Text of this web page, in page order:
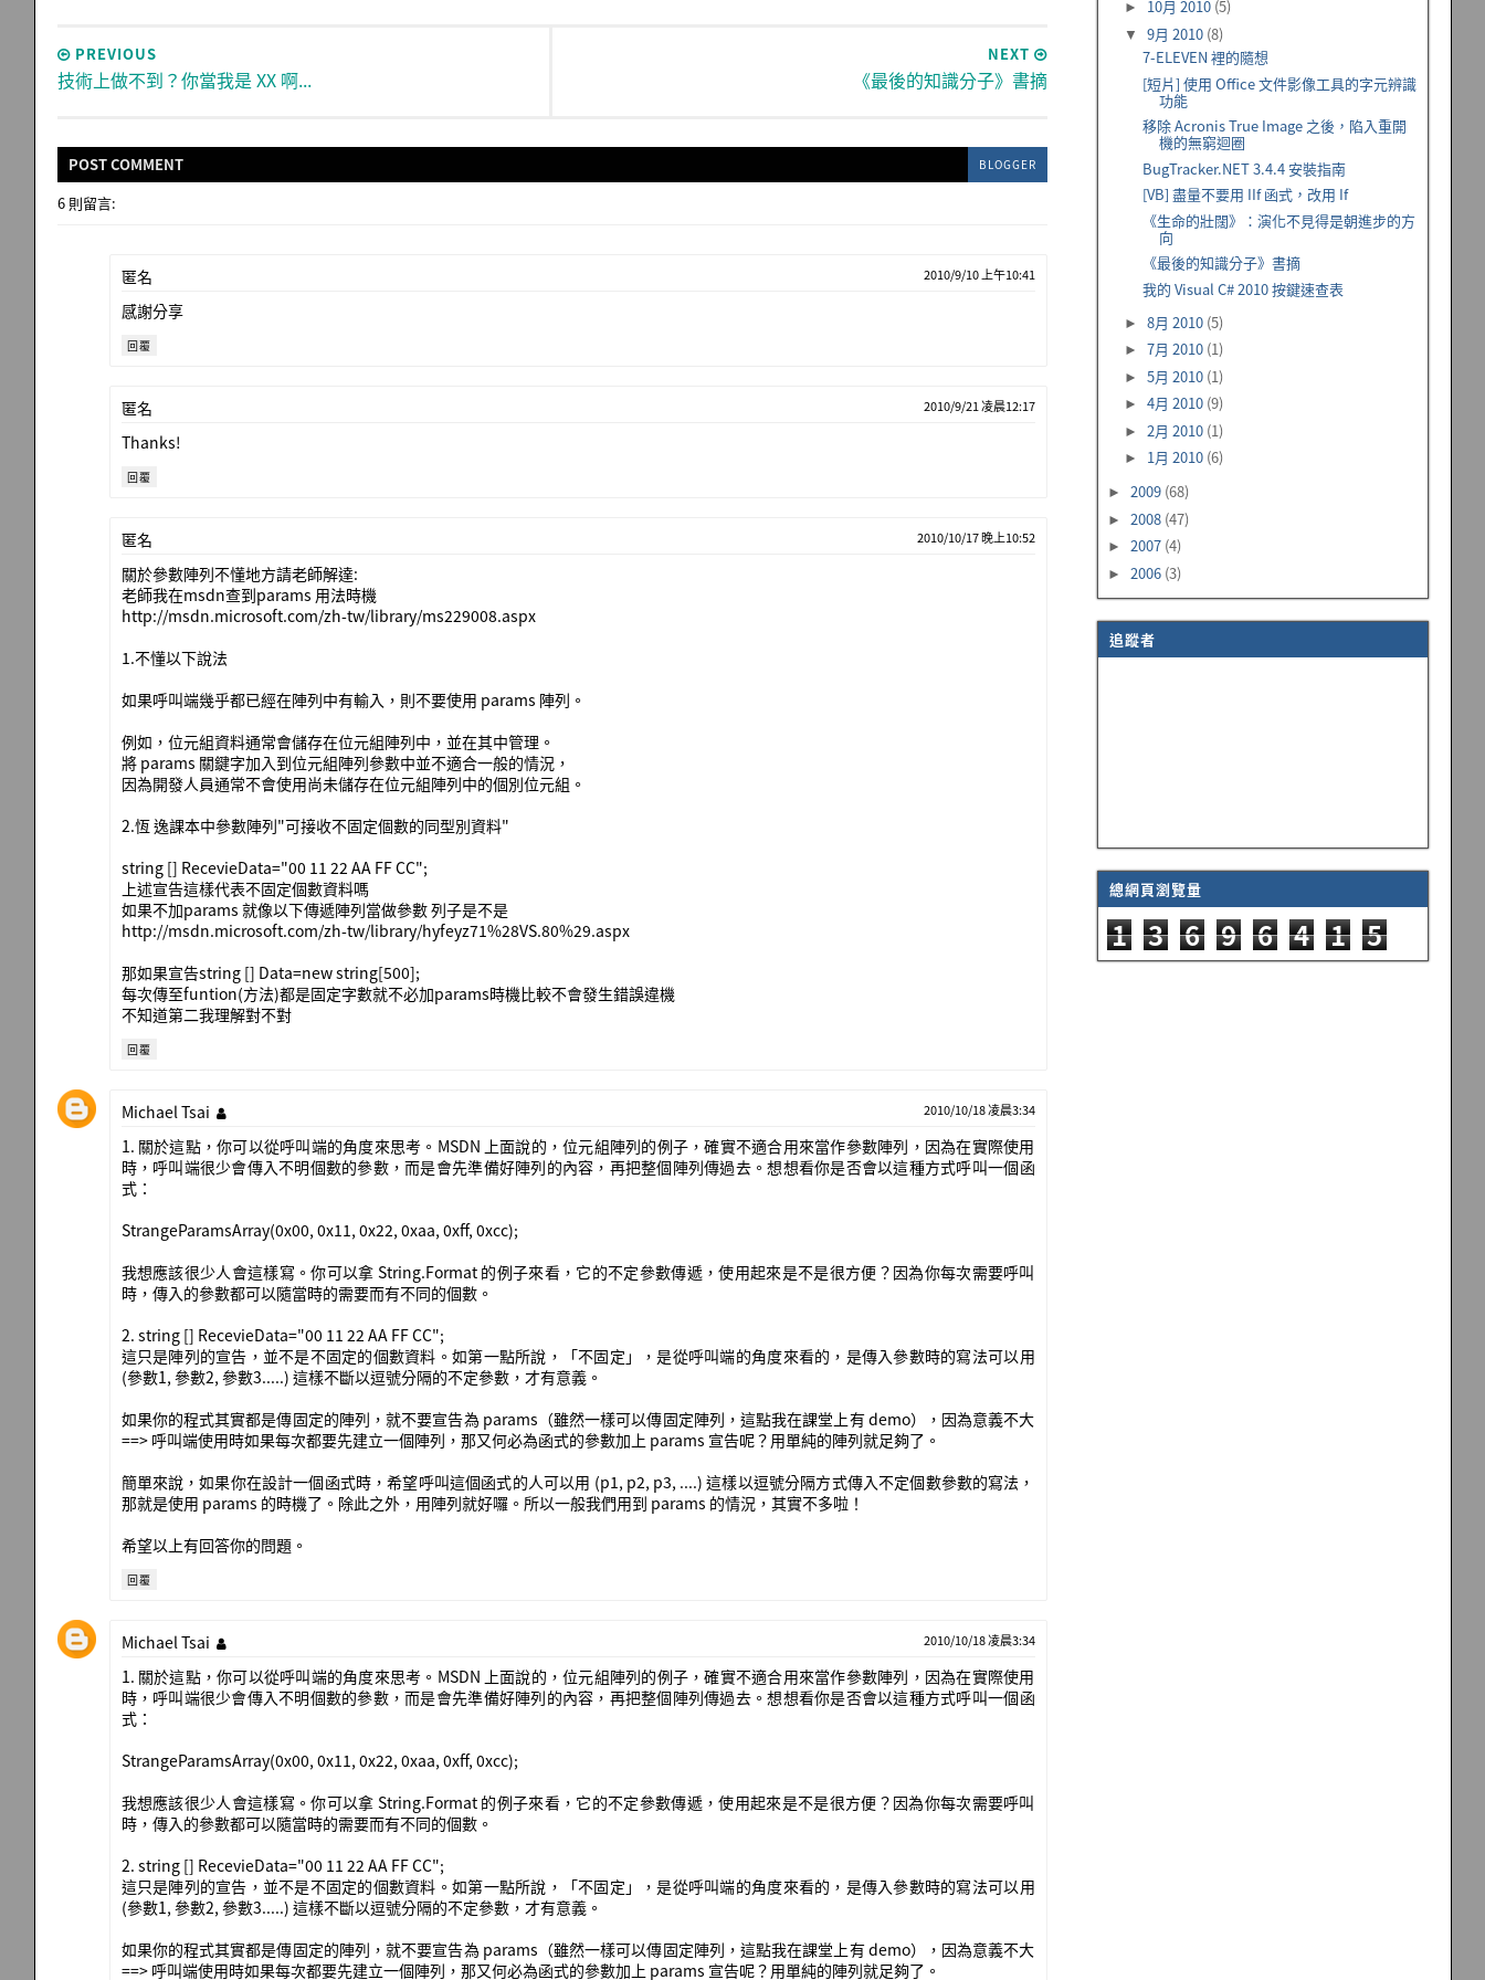
NEXT
《最後的知識分子》書摘
PREVIOUS
技術上做不到？你當我是 XX 啊...
POSTCOMMENT BLOGGER
6 則留言:
匿名 2010/9/10 上午10:41
感謝分享
回覆
匿名 2010/9/21 凌晨12:17
Thanks!
回覆
匿名 2010/10/17 晚上10:52
關於參數陣列不懂地方請老師解達:
老師我在msdn查到params 用法時機
http://msdn.microsoft.com/zh-tw/library/ms229008.aspx
1.不懂以下說法
如果呼叫端幾乎都已經在陣列中有輸入，則不要使用 params 陣列。
例如，位元組資料通常會儲存在位元組陣列中，並在其中管理。
將 params 關鍵字加入到位元組陣列參數中並不適合一般的情況，
因為開發人員通常不會使用尚未儲存在位元組陣列中的個別位元組。
2.恆 逸課本中參數陣列"可接收不固定個數的同型別資料"
string [] RecevieData="00 11 22 AA FF CC";
上述宣告這樣代表不固定個數資料嗎
如果不加params 就像以下傳遞陣列當做參數 列子是不是
http://msdn.microsoft.com/zh-tw/library/hyfeyz71%28VS.80%29.aspx
那如果宣告string [] Data=new string[500];
每次傳至funtion(方法)都是固定字數就不必加params時機比較不會發生錯誤違機
不知道第二我理解對不對
回覆
Michael Tsai 2010/10/18 凌晨3:34
1. 關於這點，你可以從呼叫端的角度來思考。MSDN 上面說的，位元組陣列的例子，確實不適合用來當作參數陣列，因為在實際使用
時，呼叫端很少會傳入不明個數的參數，而是會先準備好陣列的內容，再把整個陣列傳過去。想想看你是否會以這種方式呼叫一個函
式：
StrangeParamsArray(0x00, 0x11, 0x22, 0xaa, 0xff, 0xcc);
我想應該很少人會這樣寫。你可以拿 String.Format 的例子來看，它的不定參數傳遞，使用起來是不是很方便？因為你每次需要呼叫
時，傳入的參數都可以隨當時的需要而有不同的個數。
2. string [] RecevieData="00 11 22 AA FF CC";
這只是陣列的宣告，並不是不固定的個數資料。如第一點所說，「不固定」，是從呼叫端的角度來看的，是傳入參數時的寫法可以用
(參數1, 參數2, 參數3.....) 這樣不斷以逗號分隔的不定參數，才有意義。
如果你的程式其實都是傳固定的陣列，就不要宣告為 params（雖然一樣可以傳固定陣列，這點我在課堂上有 demo），因為意義不大
==> 呼叫端使用時如果每次都要先建立一個陣列，那又何必為函式的參數加上 params 宣告呢？用單純的陣列就足夠了。
簡單來說，如果你在設計一個函式時，希望呼叫這個函式的人可以用 (p1, p2, p3, ....) 這樣以逗號分隔方式傳入不定個數參數的寫法，
那就是使用 params 的時機了。除此之外，用陣列就好囉。所以一般我們用到 params 的情況，其實不多啦！
希望以上有回答你的問題。
回覆
Michael Tsai 2010/10/18 凌晨3:34
1. 關於這點，你可以從呼叫端的角度來思考。MSDN 上面說的，位元組陣列的例子，確實不適合用來當作參數陣列，因為在實際使用
時，呼叫端很少會傳入不明個數的參數，而是會先準備好陣列的內容，再把整個陣列傳過去。想想看你是否會以這種方式呼叫一個函
式：
StrangeParamsArray(0x00, 0x11, 0x22, 0xaa, 0xff, 0xcc);
我想應該很少人會這樣寫。你可以拿 String.Format 的例子來看，它的不定參數傳遞，使用起來是不是很方便？因為你每次需要呼叫
時，傳入的參數都可以隨當時的需要而有不同的個數。
2. string [] RecevieData="00 11 22 AA FF CC";
這只是陣列的宣告，並不是不固定的個數資料。如第一點所說，「不固定」，是從呼叫端的角度來看的，是傳入參數時的寫法可以用
(參數1, 參數2, 參數3.....) 這樣不斷以逗號分隔的不定參數，才有意義。
如果你的程式其實都是傳固定的陣列，就不要宣告為 params（雖然一樣可以傳固定陣列，這點我在課堂上有 demo），因為意義不大
==> 呼叫端使用時如果每次都要先建立一個陣列，那又何必為函式的參數加上 params 宣告呢？用單純的陣列就足夠了。
► 10月 2010 (5)
▼9月 2010 (8)
7-ELEVEN 裡的隨想
[短片] 使用 Office 文件影像工具的字元辨識
功能
移除 Acronis True Image 之後，陷入重開
機的無窮迴圈
BugTracker.NET 3.4.4 安裝指南
[VB] 盡量不要用 IIf 函式，改用 If
《生命的壯闊》：演化不見得是朝進步的方
向
《最後的知識分子》書摘
我的 Visual C# 2010 按鍵速查表
►8月 2010 (5)
►7月 2010 (1)
►5月 2010 (1)
►4月 2010 (9)
►2月 2010 (1)
► 1月 2010 (6)
► 2009 (68)
► 2008 (47)
► 2007 (4)
► 2006 (3)
追蹤者
總網頁瀏覽量
1 3 6 9 6 4 1 5